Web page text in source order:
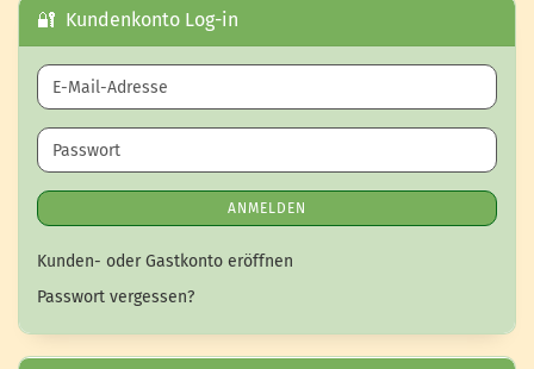
🔐 Kundenkonto Log-in
E-Mail-Adresse
Passwort
ANMELDEN
Kunden- oder Gastkonto eröffnen
Passwort vergessen?